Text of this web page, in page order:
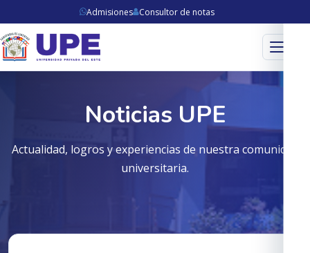
Admisiones Consultor de notas
Menú
Noticias UPE
Actualidad, logros y experiencias de nuestra comunidad
universitaria.